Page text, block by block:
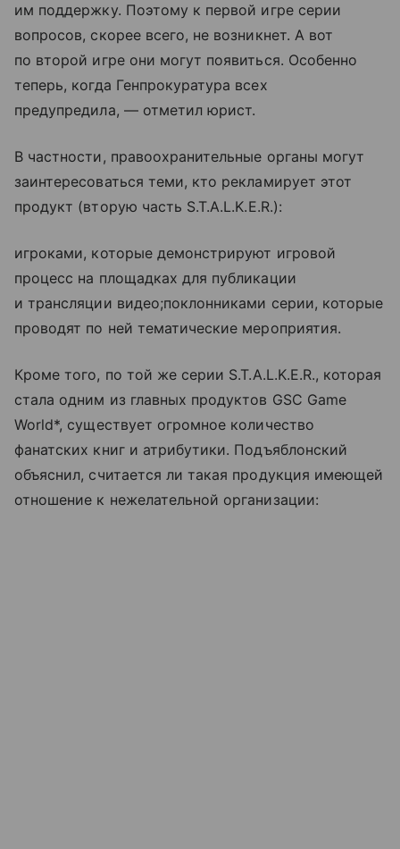
им поддержку. Поэтому к первой игре серии
вопросов, скорее всего, не возникнет. А вот
по второй игре они могут появиться. Особенно
теперь, когда Генпрокуратура всех
предупредила, — отметил юрист.
В частности, правоохранительные органы могут
заинтересоваться теми, кто рекламирует этот
продукт (вторую часть S.T.A.L.K.E.R.):
игроками, которые демонстрируют игровой
процесс на площадках для публикации
и трансляции видео;поклонниками серии, которые
проводят по ней тематические мероприятия.
Кроме того, по той же серии S.T.A.L.K.E.R., которая
стала одним из главных продуктов GSC Game
World*, существует огромное количество
фанатских книг и атрибутики. Подъяблонский
объяснил, считается ли такая продукция имеющей
отношение к нежелательной организации: